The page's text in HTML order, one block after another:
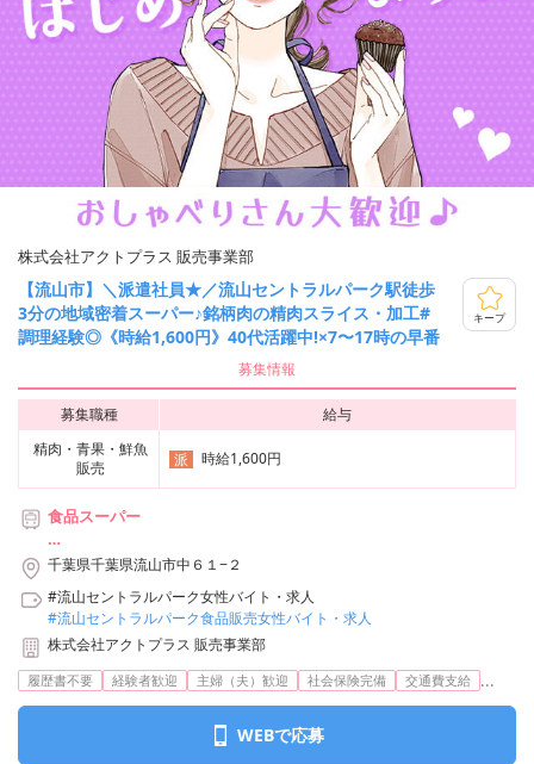
株式会社アクトプラス 販売事業部
【流山市】＼派遣社員★／流山セントラルパーク駅徒歩
3分の地域密着スーパー♪銘柄肉の精肉スライス・加工#
調理経験◎《時給1,600円》40代活躍中!×7〜17時の早番
キープ
募集情報
募集職種
給与
精肉・青果・鮮魚
販売
派 時給1,600円
食品スーパー
＊つくばエクスプレス「流山セントラルパーク」駅より徒歩3分
千葉県千葉県流山市中６１−２
#流山セントラルパーク女性バイト・求人
#流山セントラルパーク食品販売女性バイト・求人
株式会社アクトプラス 販売事業部
履歴書不要 経験者歓迎 主婦（夫）歓迎 社会保険完備 交通費支給 ...
WEBで応募